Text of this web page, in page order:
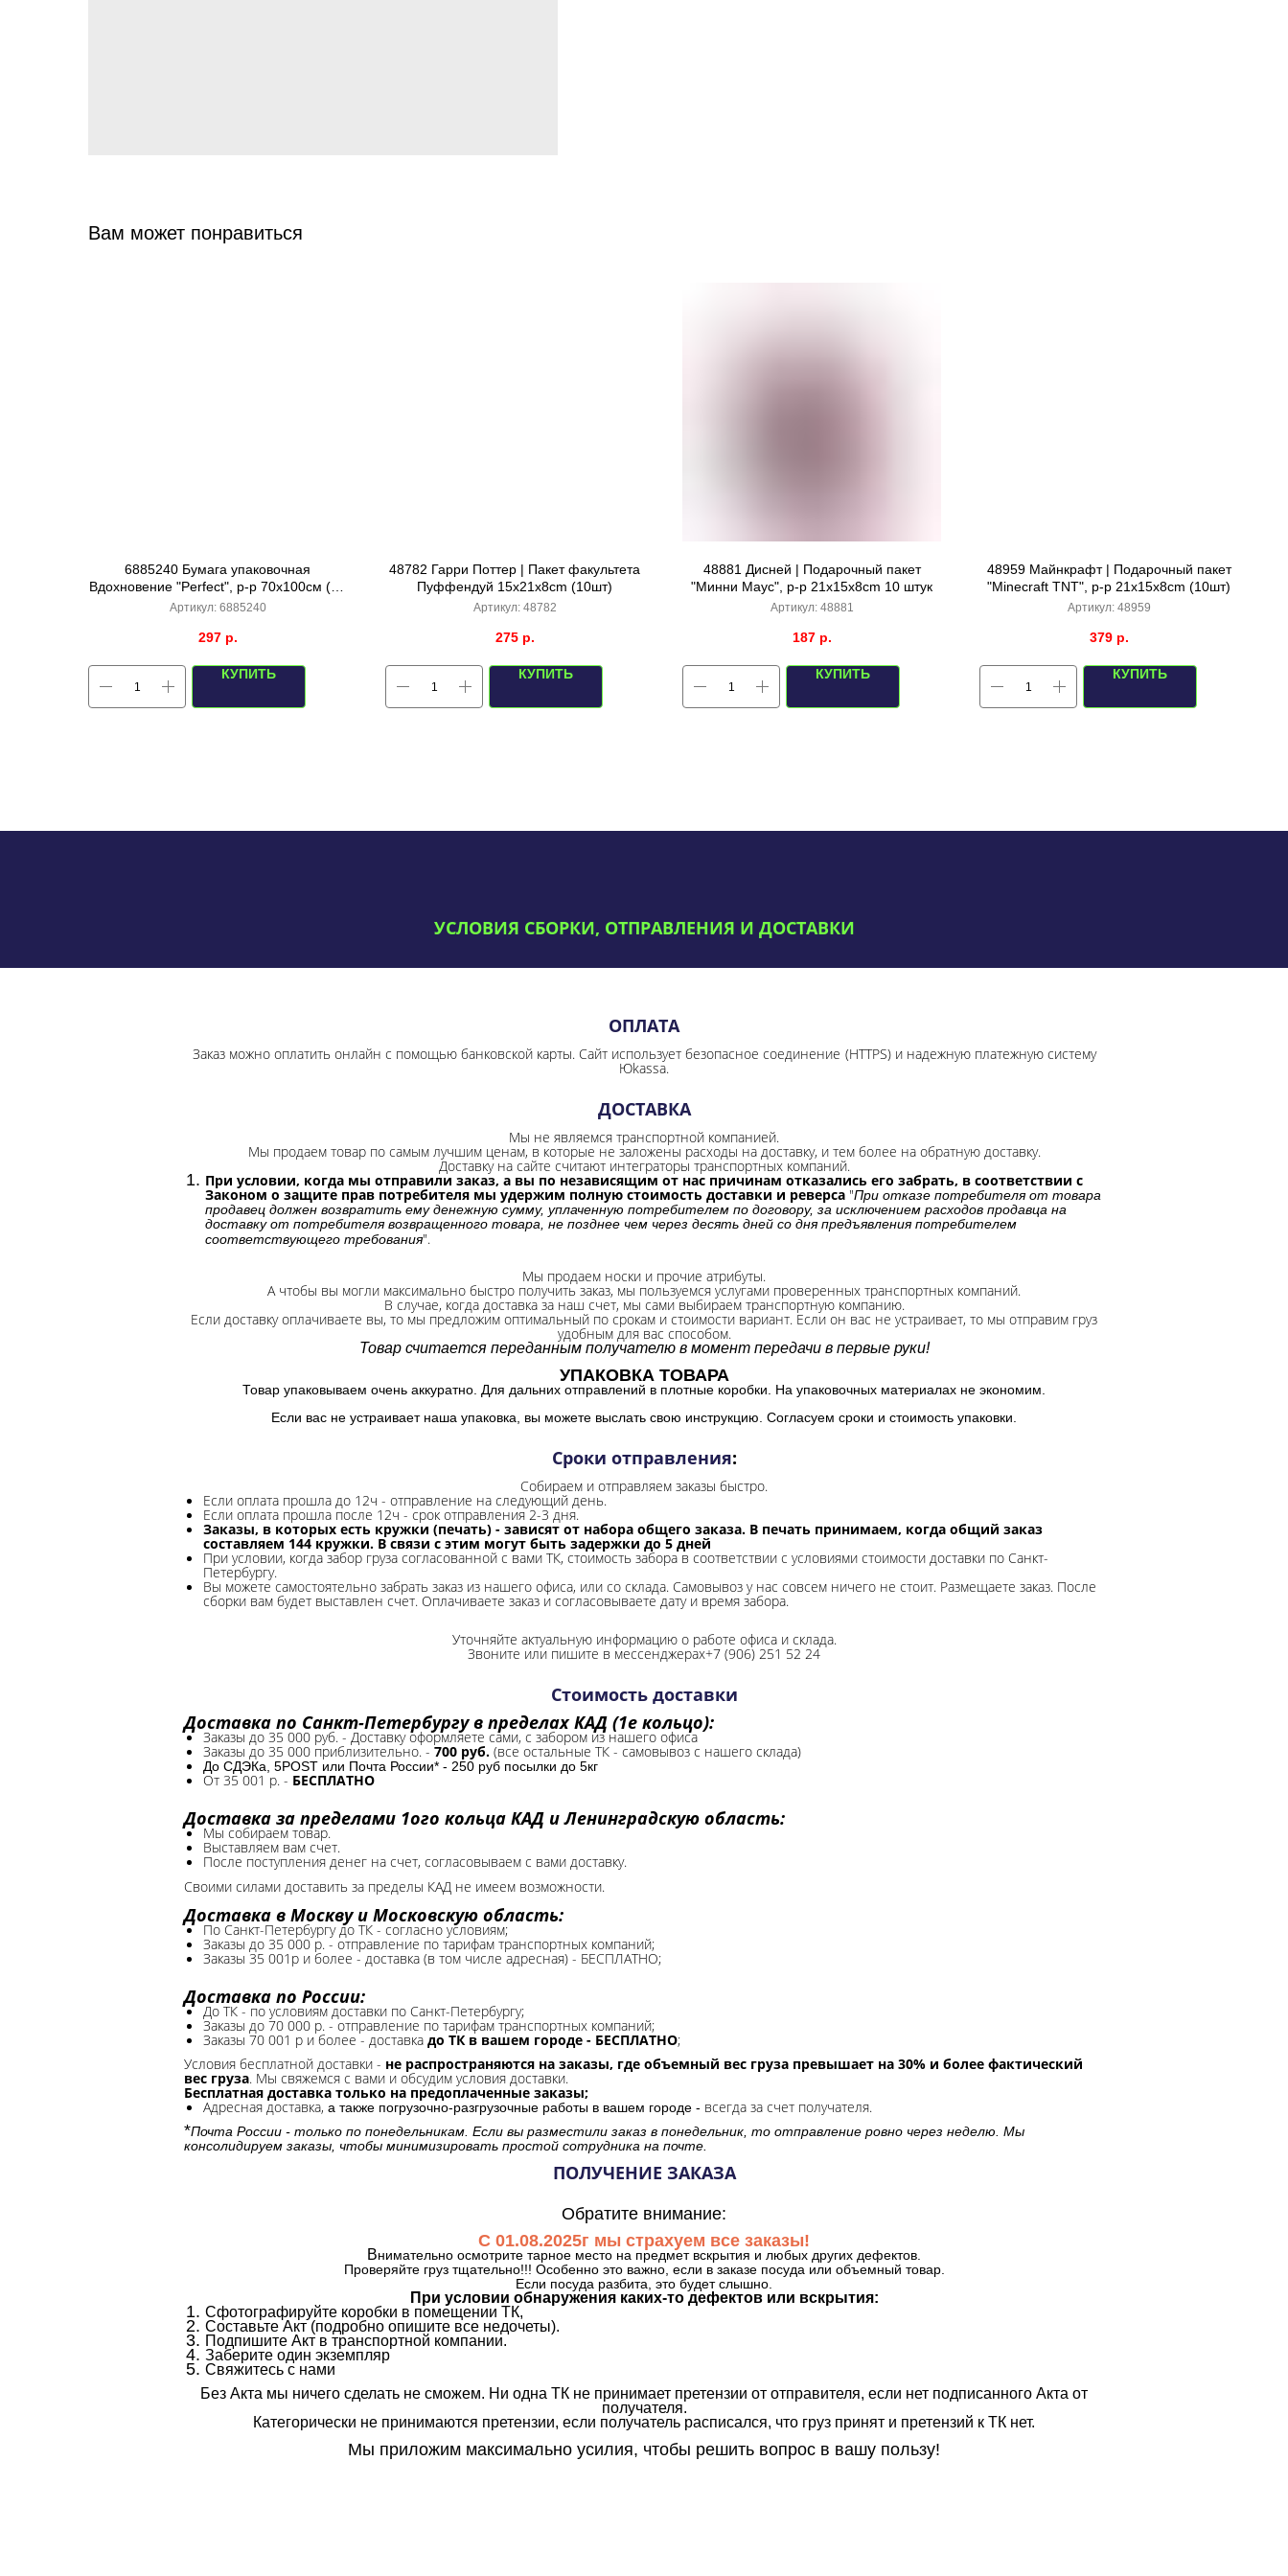
Вам может понравиться
6885240 Бумага упаковочная
Вдохновение "Perfect", р-р 70х100см (10
листов)
Артикул: 6885240
297 р.
КУПИТЬ
48782 Гарри Поттер | Пакет факультета
Пуффендуй 15x21x8cm (10шт)
Артикул: 48782
275 р.
КУПИТЬ
48881 Дисней | Подарочный пакет
"Минни Маус", р-р 21x15x8cm 10 штук
Артикул: 48881
187 р.
КУПИТЬ
48959 Майнкрафт | Подарочный пакет
"Minecraft TNT", р-р 21x15x8cm (10шт)
Артикул: 48959
379 р.
КУПИТЬ
УСЛОВИЯ СБОРКИ, ОТПРАВЛЕНИЯ И ДОСТАВКИ
ОПЛАТА
Заказ можно оплатить онлайн с помощью банковской карты. Сайт использует безопасное соединение (HTTPS) и надежную платежную систему
Юkassa.
ДОСТАВКА
Мы не являемся транспортной компанией.
Мы продаем товар по самым лучшим ценам, в которые не заложены расходы на доставку, и тем более на обратную доставку.
Доставку на сайте считают интеграторы транспортных компаний.
При условии, когда мы отправили заказ, а вы по независящим от нас причинам отказались его забрать, в соответствии с
Законом о защите прав потребителя мы удержим полную стоимость доставки и реверса "При отказе потребителя от товара
продавец должен возвратить ему денежную сумму, уплаченную потребителем по договору, за исключением расходов продавца на
доставку от потребителя возвращенного товара, не позднее чем через десять дней со дня предъявления потребителем
соответствующего требования".
Мы продаем носки и прочие атрибуты.
А чтобы вы могли максимально быстро получить заказ, мы пользуемся услугами проверенных транспортных компаний.
В случае, когда доставка за наш счет, мы сами выбираем транспортную компанию.
Если доставку оплачиваете вы, то мы предложим оптимальный по срокам и стоимости вариант. Если он вас не устраивает, то мы отправим груз
удобным для вас способом.
Товар считается переданным получателю в момент передачи в первые руки!
УПАКОВКА ТОВАРА
Товар упаковываем очень аккуратно. Для дальних отправлений в плотные коробки. На упаковочных материалах не экономим.
Если вас не устраивает наша упаковка, вы можете выслать свою инструкцию. Согласуем сроки и стоимость упаковки.
Сроки отправления:
Собираем и отправляем заказы быстро.
Если оплата прошла до 12ч - отправление на следующий день.
Если оплата прошла после 12ч - срок отправления 2-3 дня.
Заказы, в которых есть кружки (печать) - зависят от набора общего заказа. В печать принимаем, когда общий заказ
составляем 144 кружки. В связи с этим могут быть задержки до 5 дней
При условии, когда забор груза согласованной с вами ТК, стоимость забора в соответствии с условиями стоимости доставки по Санкт-
Петербургу.
Вы можете самостоятельно забрать заказ из нашего офиса, или со склада. Самовывоз у нас совсем ничего не стоит. Размещаете заказ. После
сборки вам будет выставлен счет. Оплачиваете заказ и согласовываете дату и время забора.
Уточняйте актуальную информацию о работе офиса и склада.
Звоните или пишите в мессенджерах+7 (906) 251 52 24
Стоимость доставки
Доставка по Санкт-Петербургу в пределах КАД (1е кольцо):
Заказы до 35 000 руб. - Доставку оформляете сами, с забором из нашего офиса
Заказы до 35 000 приблизительно. - 700 руб. (все остальные ТК - самовывоз с нашего склада)
До СДЭКа, 5POST или Почта России* - 250 руб посылки до 5кг
От 35 001 р. - БЕСПЛАТНО
Доставка за пределами 1ого кольца КАД и Ленинградскую область:
Мы собираем товар.
Выставляем вам счет.
После поступления денег на счет, согласовываем с вами доставку.
Своими силами доставить за пределы КАД не имеем возможности.​
Доставка в Москву и Московскую область:
По Санкт-Петербургу до ТК - согласно условиям;
Заказы до 35 000 р. - отправление по тарифам транспортных компаний;
Заказы 35 001р и более - доставка (в том числе адресная) - БЕСПЛАТНО;
Доставка по России:
До ТК - по условиям доставки по Санкт-Петербургу;
Заказы до 70 000 р. - отправление по тарифам транспортных компаний;
Заказы 70 001 р и более - доставка до ТК в вашем городе - БЕСПЛАТНО;
Условия бесплатной доставки - не распространяются на заказы, где объемный вес груза превышает на 30% и более фактический
вес груза. Мы свяжемся с вами и обсудим условия доставки.
Бесплатная доставка только на предоплаченные заказы;
Адресная доставка, а также погрузочно-разгрузочные работы в вашем городе - всегда за счет получателя.
*Почта России - только по понедельникам. Если вы разместили заказ в понедельник, то отправление ровно через неделю. Мы
консолидируем заказы, чтобы минимизировать простой сотрудника на почте.
ПОЛУЧЕНИЕ ЗАКАЗА
Обратите внимание:
С 01.08.2025г мы страхуем все заказы!
Внимательно осмотрите тарное место на предмет вскрытия и любых других дефектов.
Проверяйте груз тщательно!!! Особенно это важно, если в заказе посуда или объемный товар.
Если посуда разбита, это будет слышно.
При условии обнаружения каких-то дефектов или вскрытия:
Сфотографируйте коробки в помещении ТК,
Составьте Акт (подробно опишите все недочеты).
Подпишите Акт в транспортной компании.
Заберите один экземпляр
Свяжитесь с нами
Без Акта мы ничего сделать не сможем. Ни одна ТК не принимает претензии от отправителя, если нет подписанного Акта от
получателя.
Категорически не принимаются претензии, если получатель расписался, что груз принят и претензий к ТК нет.
Мы приложим максимально усилия, чтобы решить вопрос в вашу пользу!